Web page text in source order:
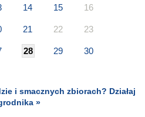
14 15 16
21 22 23
28 29 30
i smacznych zbiorach? Działaj
»